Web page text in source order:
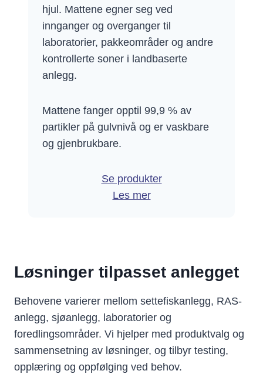
hjul. Mattene egner seg ved
innganger og overganger til
laboratorier, pakkeområder og andre
kontrollerte soner i landbaserte
anlegg.
Mattene fanger opptil 99,9 % av
partikler på gulvnivå og er vaskbare
og gjenbrukbare.
Se produkter
Les mer
Løsninger tilpasset anlegget
Behovene varierer mellom settefiskanlegg, RAS-
anlegg, sjøanlegg, laboratorier og
foredlingsområder. Vi hjelper med produktvalg og
sammensetning av løsninger, og tilbyr testing,
opplæring og oppfølging ved behov.